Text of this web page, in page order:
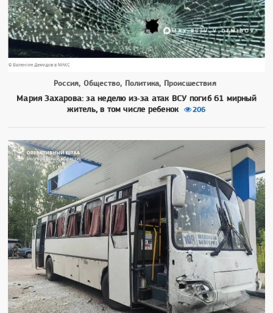
Россия, Общество, Политика, Происшествия
Мария Захарова: за неделю из‑за атак ВСУ погиб 61 мирный
житель, в том числе ребенок
206